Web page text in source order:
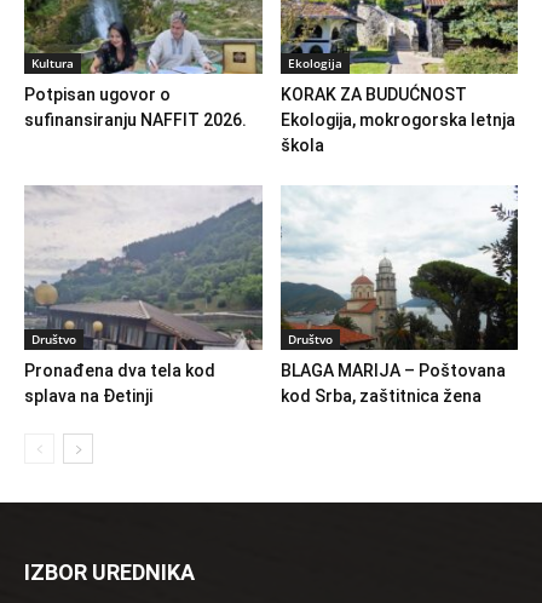
Kultura
Potpisan ugovor o
sufinansiranju NAFFIT 2026.
Ekologija
KORAK ZA BUDUĆNOST
Ekologija, mokrogorska letnja
škola
Društvo
Pronađena dva tela kod
splava na Đetinji
Društvo
BLAGA MARIJA – Poštovana
kod Srba, zaštitnica žena
IZBOR UREDNIKA